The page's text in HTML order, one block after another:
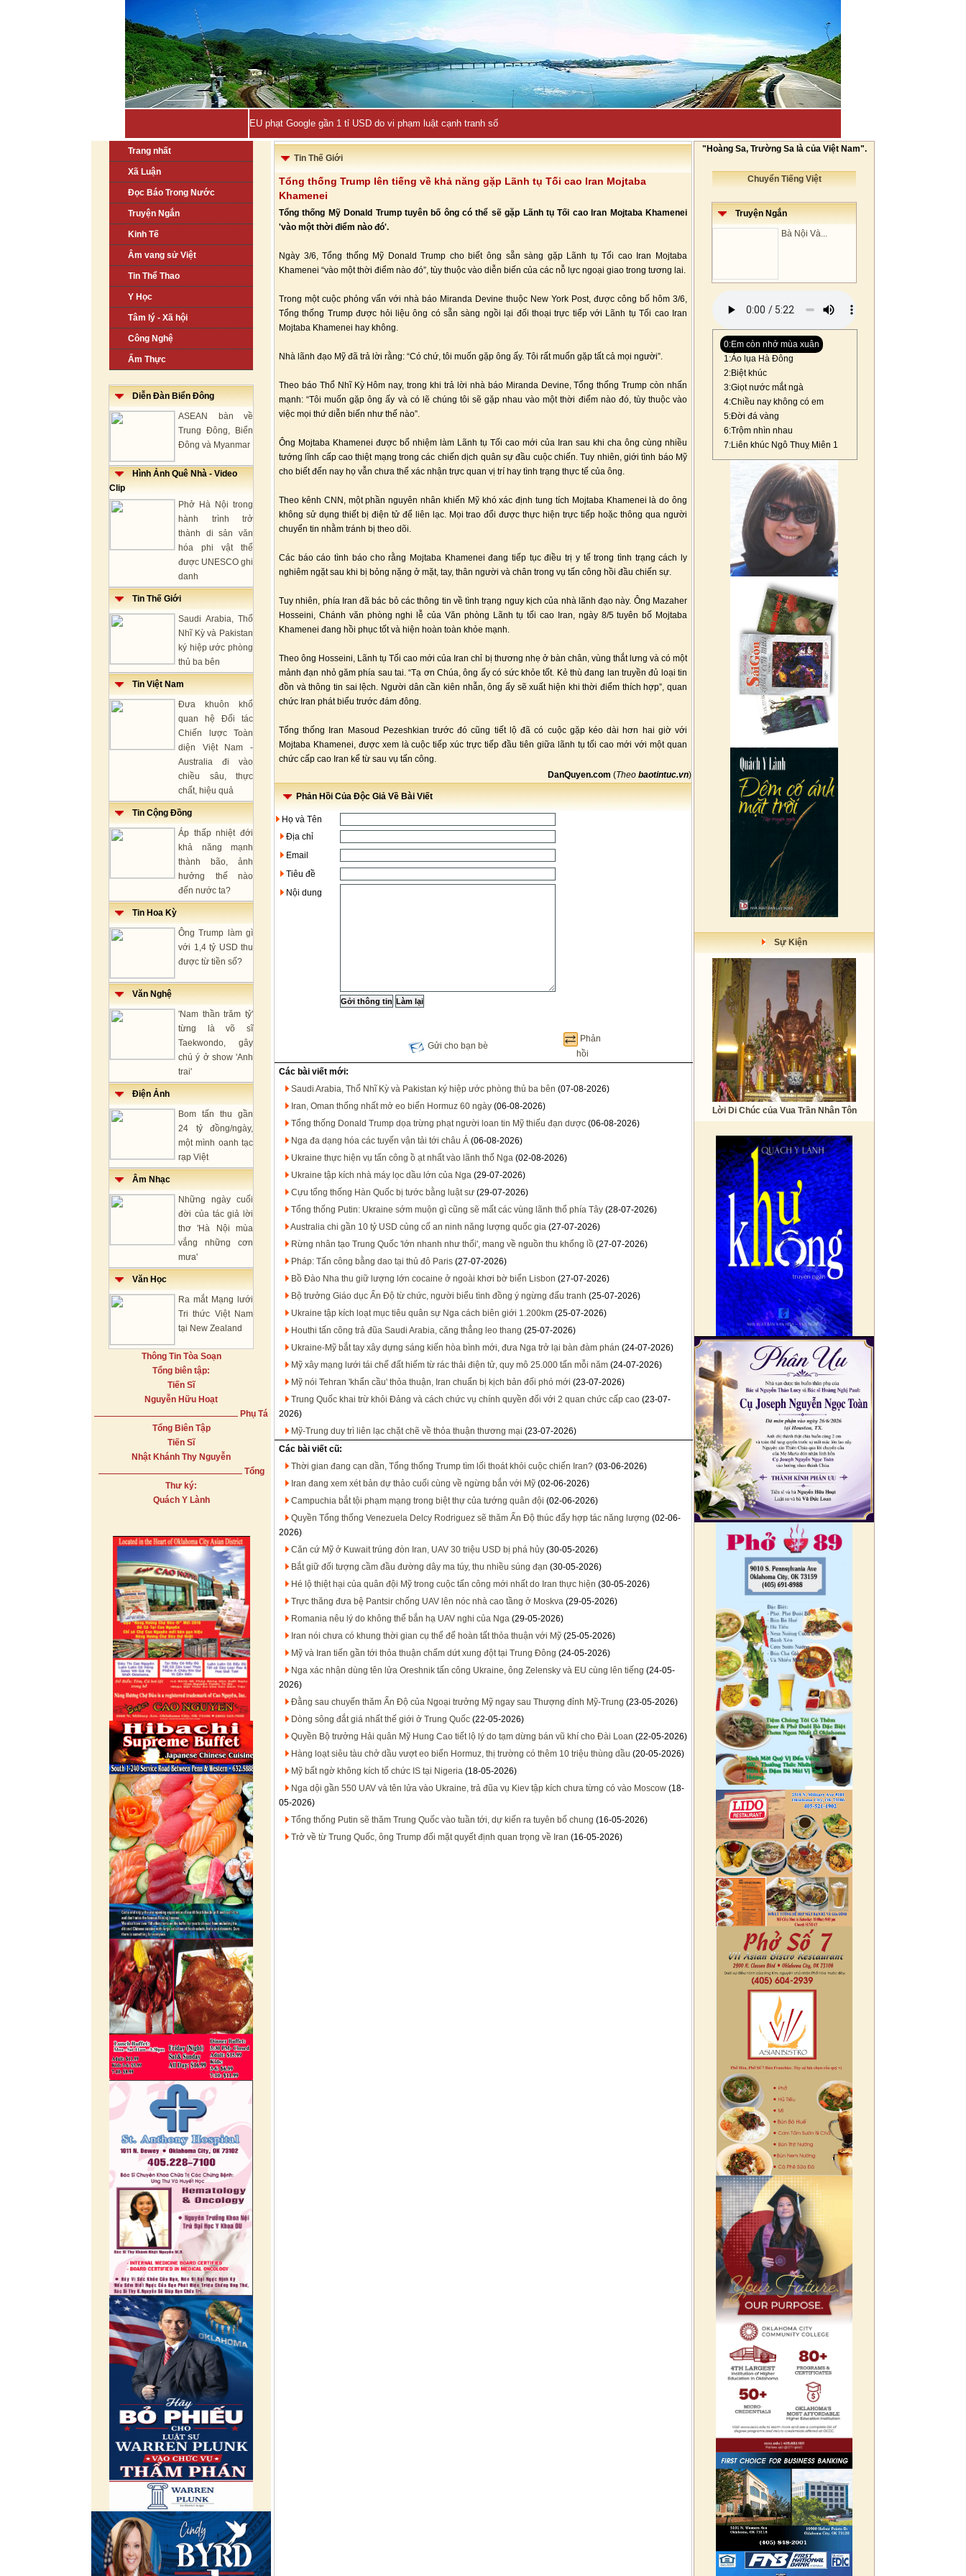
EU phạt Google gần 1 tỉ USD do vi phạm luật cạnh tranh số
Trang nhất
Xã Luận
Đọc Báo Trong Nước
Truyện Ngắn
Kinh Tế
Âm vang sử Việt
Tin Thể Thao
Y Học
Tâm lý - Xã hội
Công Nghệ
Ẩm Thực
Diễn Đàn Biển Đông
ASEAN bàn về
Trung Đông, Biển
Đông và Myanmar
Hình Ảnh Quê Nhà - Video
Clip
Phở Hà Nội trong
hành trình trở
thành di sản văn
hóa phi vật thể
được UNESCO ghi
danh
Tin Thế Giới
Saudi Arabia, Thổ
Nhĩ Kỳ và Pakistan
ký hiệp ước phòng
thủ ba bên
Tin Việt Nam
Đưa khuôn khổ
quan hệ Đối tác
Chiến lược Toàn
diện Việt Nam -
Australia đi vào
chiều sâu, thực
chất, hiệu quả
Tin Cộng Đồng
Áp thấp nhiệt đới
khả năng mạnh
thành bão, ảnh
hưởng thế nào
đến nước ta?
Tin Hoa Kỳ
Ông Trump làm gì
với 1,4 tỷ USD thu
được từ tiền số?
Văn Nghệ
'Nam thần trăm tỷ'
từng là võ sĩ
Taekwondo, gây
chú ý ở show 'Anh
trai'
Điện Ảnh
Bom tấn thu gần
24 tỷ đồng/ngày,
một mình oanh tạc
rạp Việt
Âm Nhạc
Những ngày cuối
đời của tác giả lời
thơ 'Hà Nội mùa
vắng những cơn
mưa'
Văn Học
Ra mắt Mạng lưới
Tri thức Việt Nam
tại New Zealand
Thông Tin Tòa Soạn
Tổng biên tập:
Tiến Sĩ
Nguyễn Hữu Hoạt
Phụ Tá
Tổng Biên Tập
Tiến Sĩ
Nhật Khánh Thy Nguyễn
Tổng
Thư ký:
Quách Y Lành
Tin Thế Giới
Tổng thống Trump lên tiếng về khả năng gặp Lãnh tụ Tối cao Iran Mojtaba
Khamenei
Tổng thống Mỹ Donald Trump tuyên bố ông có thể sẽ gặp Lãnh tụ Tối cao Iran Mojtaba Khamenei
'vào một thời điểm nào đó'.
Ngày 3/6, Tổng thống Mỹ Donald Trump cho biết ông sẵn sàng gặp Lãnh tụ Tối cao Iran Mojtaba
Khamenei “vào một thời điểm nào đó”, tùy thuộc vào diễn biến của các nỗ lực ngoại giao trong tương lai.
Trong một cuộc phỏng vấn với nhà báo Miranda Devine thuộc New York Post, được công bố hôm 3/6,
Tổng thống Trump được hỏi liệu ông có sẵn sàng ngồi lại đối thoại trực tiếp với Lãnh tụ Tối cao Iran
Mojtaba Khamenei hay không.
Nhà lãnh đạo Mỹ đã trả lời rằng: “Có chứ, tôi muốn gặp ông ấy. Tôi rất muốn gặp tất cả mọi người”.
Theo báo Thổ Nhĩ Kỳ Hôm nay, trong khi trả lời nhà báo Miranda Devine, Tổng thống Trump còn nhấn
mạnh: “Tôi muốn gặp ông ấy và có lẽ chúng tôi sẽ gặp nhau vào một thời điểm nào đó, tùy thuộc vào
việc mọi thứ diễn biến như thế nào”.
Ông Mojtaba Khamenei được bổ nhiệm làm Lãnh tụ Tối cao mới của Iran sau khi cha ông cùng nhiều
tướng lĩnh cấp cao thiệt mạng trong các chiến dịch quân sự đầu cuộc chiến. Tuy nhiên, giới tình báo Mỹ
cho biết đến nay họ vẫn chưa thể xác nhận trực quan vị trí hay tình trạng thực tế của ông.
Theo kênh CNN, một phần nguyên nhân khiến Mỹ khó xác định tung tích Mojtaba Khamenei là do ông
không sử dụng thiết bị điện tử để liên lạc. Mọi trao đổi được thực hiện trực tiếp hoặc thông qua người
chuyển tin nhằm tránh bị theo dõi.
Các báo cáo tình báo cho rằng Mojtaba Khamenei đang tiếp tục điều trị y tế trong tình trạng cách ly
nghiêm ngặt sau khi bị bỏng nặng ở mặt, tay, thân người và chân trong vụ tấn công hồi đầu chiến sự.
Tuy nhiên, phía Iran đã bác bỏ các thông tin về tình trạng nguy kịch của nhà lãnh đạo này. Ông Mazaher
Hosseini, Chánh văn phòng nghi lễ của Văn phòng Lãnh tụ tối cao Iran, ngày 8/5 tuyên bố Mojtaba
Khamenei đang hồi phục tốt và hiện hoàn toàn khỏe mạnh.
Theo ông Hosseini, Lãnh tụ Tối cao mới của Iran chỉ bị thương nhẹ ở bàn chân, vùng thắt lưng và có một
mảnh đạn nhỏ găm phía sau tai. “Tạ ơn Chúa, ông ấy có sức khỏe tốt. Kẻ thù đang lan truyền đủ loại tin
đồn và thông tin sai lệch. Người dân cần kiên nhẫn, ông ấy sẽ xuất hiện khi thời điểm thích hợp”, quan
chức Iran phát biểu trước đám đông.
Tổng thống Iran Masoud Pezeshkian trước đó cũng tiết lộ đã có cuộc gặp kéo dài hơn hai giờ với
Mojtaba Khamenei, được xem là cuộc tiếp xúc trực tiếp đầu tiên giữa lãnh tụ tối cao mới với một quan
chức cấp cao Iran kể từ sau vụ tấn công.
DanQuyen.com (Theo baotintuc.vn)
Phản Hồi Của Độc Giả Về Bài Viết
Họ và Tên
Địa chỉ
Email
Tiêu đề
Nội dung
Gửi cho bạn bè
Phản
hồi
Các bài viết mới:
Saudi Arabia, Thổ Nhĩ Kỳ và Pakistan ký hiệp ước phòng thủ ba bên (07-08-2026)
Iran, Oman thống nhất mở eo biển Hormuz 60 ngày (06-08-2026)
Tổng thống Donald Trump dọa trừng phạt người loan tin Mỹ thiếu đạn dược (06-08-2026)
Nga đa dạng hóa các tuyến vận tải tới châu Á (06-08-2026)
Ukraine thực hiện vụ tấn công ồ ạt nhất vào lãnh thổ Nga (02-08-2026)
Ukraine tập kích nhà máy lọc dầu lớn của Nga (29-07-2026)
Cựu tổng thống Hàn Quốc bị tước bằng luật sư (29-07-2026)
Tổng thống Putin: Ukraine sớm muộn gì cũng sẽ mất các vùng lãnh thổ phía Tây (28-07-2026)
Australia chi gần 10 tỷ USD củng cố an ninh năng lượng quốc gia (27-07-2026)
Rừng nhân tạo Trung Quốc 'lớn nhanh như thổi', mang về nguồn thu khổng lồ (27-07-2026)
Pháp: Tấn công bằng dao tại thủ đô Paris (27-07-2026)
Bồ Đào Nha thu giữ lượng lớn cocaine ở ngoài khơi bờ biển Lisbon (27-07-2026)
Bộ trưởng Giáo dục Ấn Độ từ chức, người biểu tình đồng ý ngừng đấu tranh (25-07-2026)
Ukraine tập kích loạt mục tiêu quân sự Nga cách biên giới 1.200km (25-07-2026)
Houthi tấn công trả đũa Saudi Arabia, căng thẳng leo thang (25-07-2026)
Ukraine-Mỹ bắt tay xây dựng sáng kiến hòa bình mới, đưa Nga trở lại bàn đàm phán (24-07-2026)
Mỹ xây mạng lưới tái chế đất hiếm từ rác thải điện tử, quy mô 25.000 tấn mỗi năm (24-07-2026)
Mỹ nói Tehran 'khẩn cầu' thỏa thuận, Iran chuẩn bị kịch bản đối phó mới (23-07-2026)
Trung Quốc khai trừ khỏi Đảng và cách chức vụ chính quyền đối với 2 quan chức cấp cao (23-07-
2026)
Mỹ-Trung duy trì liên lạc chặt chẽ về thỏa thuận thương mại (23-07-2026)
Các bài viết cũ:
Thời gian đang cạn dần, Tổng thống Trump tìm lối thoát khỏi cuộc chiến Iran? (03-06-2026)
Iran đang xem xét bản dự thảo cuối cùng về ngừng bắn với Mỹ (02-06-2026)
Campuchia bắt tội phạm mạng trong biệt thự của tướng quân đội (02-06-2026)
Quyền Tổng thống Venezuela Delcy Rodriguez sẽ thăm Ấn Độ thúc đẩy hợp tác năng lượng (02-06-
2026)
Căn cứ Mỹ ở Kuwait trúng đòn Iran, UAV 30 triệu USD bị phá hủy (30-05-2026)
Bắt giữ đối tượng cầm đầu đường dây ma túy, thu nhiều súng đạn (30-05-2026)
Hé lộ thiệt hại của quân đội Mỹ trong cuộc tấn công mới nhất do Iran thực hiện (30-05-2026)
Trực thăng đưa bệ Pantsir chống UAV lên nóc nhà cao tầng ở Moskva (29-05-2026)
Romania nêu lý do không thể bắn hạ UAV nghi của Nga (29-05-2026)
Iran nói chưa có khung thời gian cụ thể để hoàn tất thỏa thuận với Mỹ (25-05-2026)
Mỹ và Iran tiến gần tới thỏa thuận chấm dứt xung đột tại Trung Đông (24-05-2026)
Nga xác nhận dùng tên lửa Oreshnik tấn công Ukraine, ông Zelensky và EU cùng lên tiếng (24-05-
2026)
Đằng sau chuyến thăm Ấn Độ của Ngoại trưởng Mỹ ngay sau Thượng đỉnh Mỹ-Trung (23-05-2026)
Dòng sông đắt giá nhất thế giới ở Trung Quốc (22-05-2026)
Quyền Bộ trưởng Hải quân Mỹ Hung Cao tiết lộ lý do tạm dừng bán vũ khí cho Đài Loan (22-05-2026)
Hàng loạt siêu tàu chở dầu vượt eo biển Hormuz, thị trường có thêm 10 triệu thùng dầu (20-05-2026)
Mỹ bất ngờ không kích tổ chức IS tại Nigeria (18-05-2026)
Nga dội gần 550 UAV và tên lửa vào Ukraine, trả đũa vụ Kiev tập kích chưa từng có vào Moscow (18-
05-2026)
Tổng thống Putin sẽ thăm Trung Quốc vào tuần tới, dự kiến ra tuyên bố chung (16-05-2026)
Trở về từ Trung Quốc, ông Trump đối mặt quyết định quan trọng về Iran (16-05-2026)
"Hoàng Sa, Trường Sa là của Việt Nam".
Chuyển Tiếng Việt
Truyện Ngắn
Bà Nội Và...
0:Em còn nhớ mùa xuân
1:Áo lụa Hà Đông
2:Biệt khúc
3:Giọt nước mắt ngà
4:Chiều nay không có em
5:Đời đá vàng
6:Trộm nhìn nhau
7:Liên khúc Ngô Thuỵ Miên 1
Sự Kiện
Lời Di Chúc của Vua Trần Nhân Tôn